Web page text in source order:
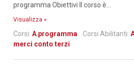
programma Obiettivi Il corso è...
Visualizza »
Corsi: A programma Corsi Abilitanti:
merci conto terzi